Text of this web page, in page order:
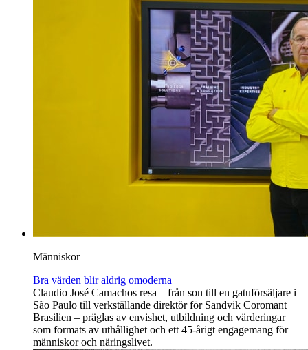
Människor
Bra värden blir aldrig omoderna
Claudio José Camachos resa – från son till en gatuförsäljare i
São Paulo till verkställande direktör för Sandvik Coromant
Brasilien – präglas av envishet, utbildning och värderingar
som formats av uthållighet och ett 45-årigt engagemang för
människor och näringslivet.